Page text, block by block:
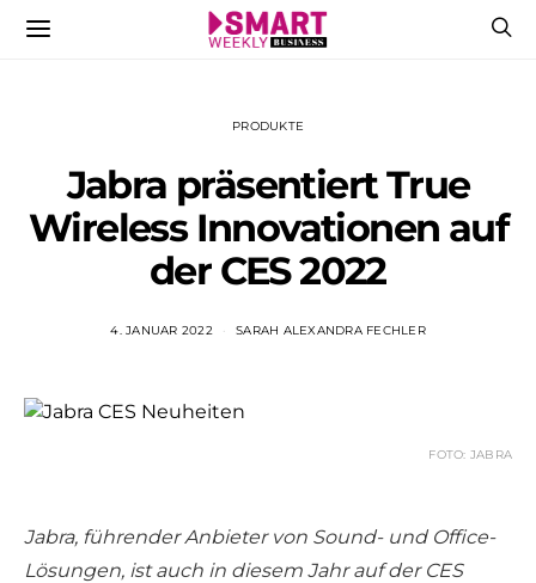
PRODUKTE
Jabra präsentiert True
Wireless Innovationen auf
der CES 2022
4. JANUAR 2022 SARAH ALEXANDRA FECHLER
FOTO: JABRA
Jabra, führender Anbieter von Sound- und Office-
Lösungen, ist auch in diesem Jahr auf der CES